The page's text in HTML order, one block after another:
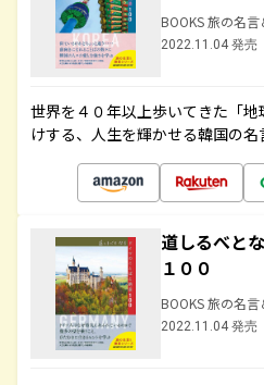
BOOKS 旅の名言
2022.11.04 発売
世界を４０年以上歩いてきた「
けする、人生を輝かせる韓国の
道しるべと
１００
BOOKS 旅の名言
2022.11.04 発売